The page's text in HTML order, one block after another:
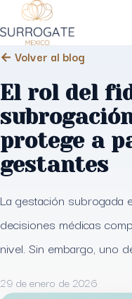
← Volver al blog
El rol del
protege a
gestantes
La gestación subrogada
decisiones médicas
nivel. Sin embargo, uno
29 de enero de 2026